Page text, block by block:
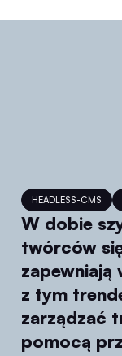
HEADLESS-CMS
W dobie
twórców
zapewniają
z tym
zarządzać
pomocą